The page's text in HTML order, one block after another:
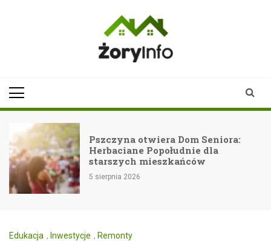
Pszczyna otwiera Dom Seniora:
Herbaciane Popołudnie dla
starszych mieszkańców
5 sierpnia 2026
Edukacja , Inwestycje , Remonty